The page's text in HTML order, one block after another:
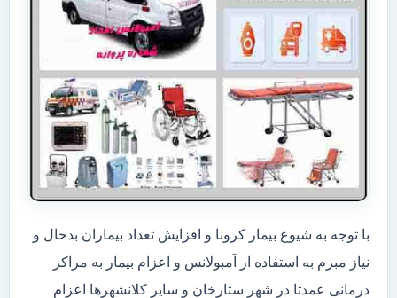
با توجه به شیوع بیمار کرونا و افزایش تعداد بیماران بدحال و
نیاز مبرم به استفاده از آمبولانس و اعزام بیمار به مراکز
درمانی عمدتا در شهر ستارخان و سایر کلانشهرها اعزام